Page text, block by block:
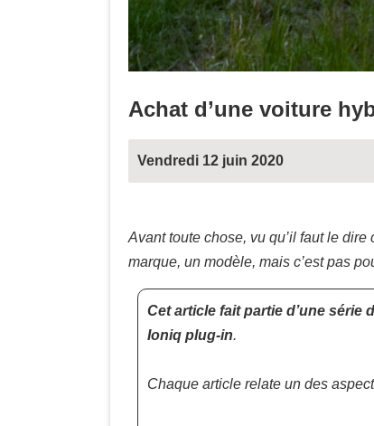
Achat d’une voiture
Vendredi 12 juin 2020
Avant toute chose, vu qu’il faut le
marque, un modèle, mais c’est pas
Cet article fait partie d’une série
Ioniq plug-in.
Chaque article relate un des